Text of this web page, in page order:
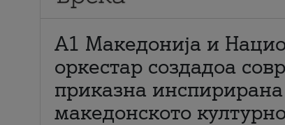
А1 Македонија и
оркестар создадоа
приказна
македонското